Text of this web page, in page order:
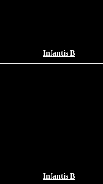
Infantis B
Infantis B